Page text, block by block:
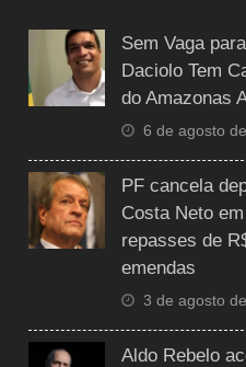
Sem Vaga
Daciolo Tem
do Amazonas
6 de agosto
PF cancela
Costa Neto
repasses de
emendas
3 de agosto
Aldo Rebelo